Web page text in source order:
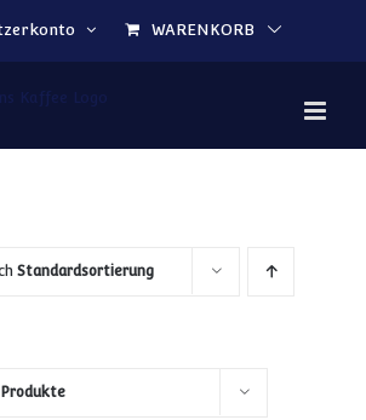
WARENKORB
Standardsortierung
Produkte